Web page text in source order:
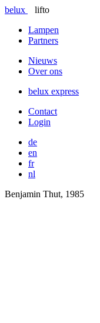
belux
lifto
Lampen
Partners
Nieuws
Over ons
belux express
Contact
Login
de
en
fr
nl
Benjamin Thut, 1985